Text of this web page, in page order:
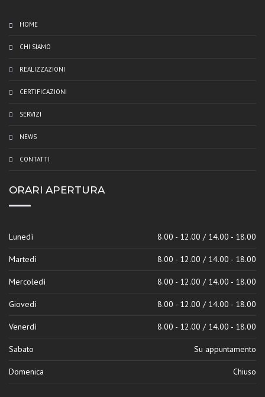
HOME
CHI SIAMO
REALIZZAZIONI
CERTIFICAZIONI
SERVIZI
NEWS
CONTATTI
ORARI APERTURA
Lunedì 8.00 - 12.00 / 14.00 - 18.00
Martedì 8.00 - 12.00 / 14.00 - 18.00
Mercoledì 8.00 - 12.00 / 14.00 - 18.00
Giovedì 8.00 - 12.00 / 14.00 - 18.00
Venerdì 8.00 - 12.00 / 14.00 - 18.00
Sabato Su appuntamento
Domenica Chiuso